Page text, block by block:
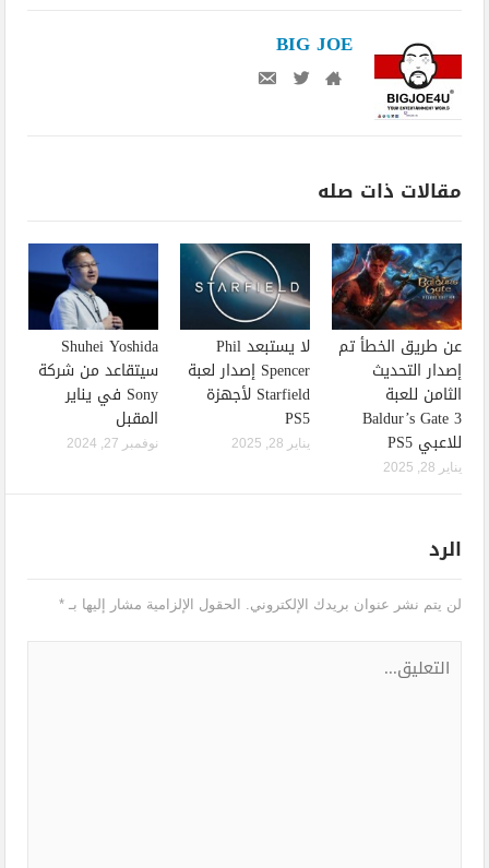
BIG JOE
مقالات ذات صله
عن طريق الخطأ تم
إصدار التحديث
الثامن للعبة
Baldur’s Gate 3
للاعبي PS5
يناير 28, 2025
لا يستبعد Phil
Spencer إصدار لعبة
Starfield لأجهزة
PS5
يناير 28, 2025
Shuhei Yoshida
سيتقاعد من شركة
Sony في يناير
المقبل
نوفمبر 27, 2024
الرد
لن يتم نشر عنوان بريدك الإلكتروني. الحقول الإلزامية مشار إليها بـ*